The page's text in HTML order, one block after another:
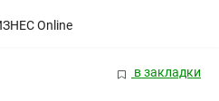
в закладки